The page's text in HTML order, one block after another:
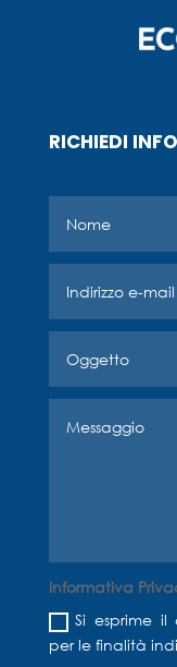
RICHIEDI
Informativa
Si esprime
per le finalità